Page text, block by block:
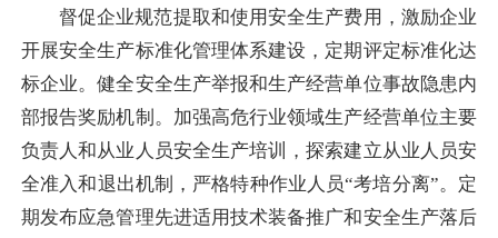
督促企业规范提取和使用安全生产费用，激励企业
开展安全生产标准化管理体系建设，定期评定标准化达
标企业。健全安全生产举报和生产经营单位事故隐患内
部报告奖励机制。加强高危行业领域生产经营单位主要
负责人和从业人员安全生产培训，探索建立从业人员安
全准入和退出机制，严格特种作业人员“考培分离”。定
期发布应急管理先进适用技术装备推广和安全生产落后